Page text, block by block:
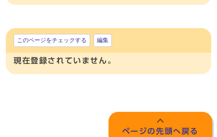
このページをチェックする 編集
現在登録されていません。
ページの先頭へ戻る